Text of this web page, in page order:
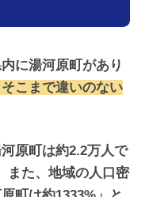
に湯河原町があり
こまで違いのない
原町は約2.2万人で
また、地域の人口密